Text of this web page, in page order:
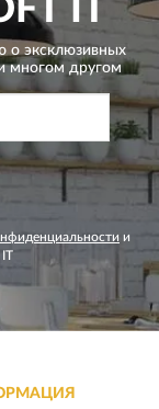
IT
о эксклюзивных
многом другом
и
IT